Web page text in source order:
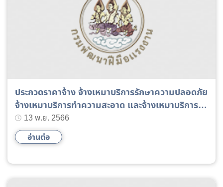
ประกวดราคาจ้าง จ้างเหมาบริการรักษาความปลอดภัย
จ้างเหมาบริการทำความสะอาด และจ้างเหมาบริการ
ดูแลสนามหญ้าสวนหย่อมและต้นไม้ ประจำปี 2567
13 พ.ย. 2566
อ่านต่อ